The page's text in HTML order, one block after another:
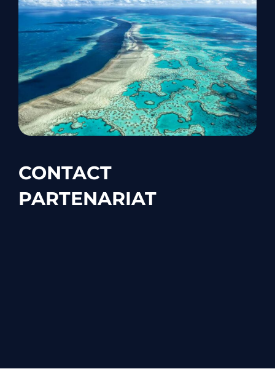
CONTACT
PARTENARIAT